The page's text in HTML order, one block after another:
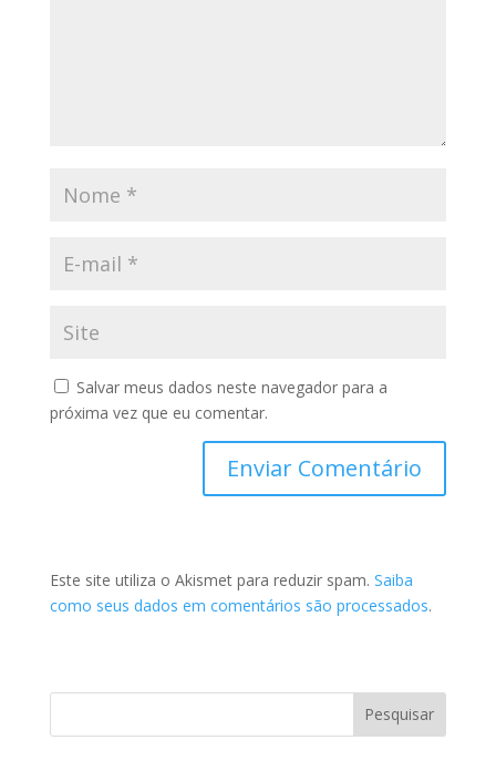
Salvar meus dados neste navegador para a
próxima vez que eu comentar.
Este site utiliza o Akismet para reduzir spam. Saiba
como seus dados em comentários são processados.